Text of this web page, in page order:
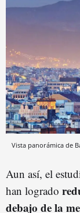
Vista panorámica de
Aun así, el
han logrado
debajo de la